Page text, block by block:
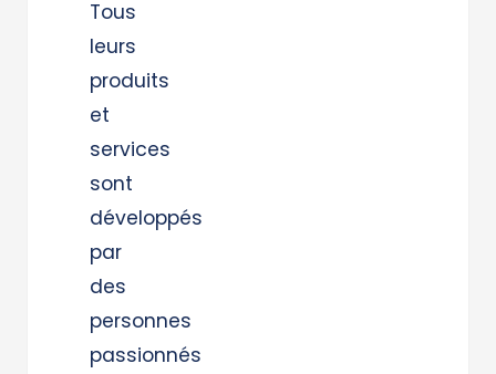
Tous
leurs
produits
et
services
sont
développés
par
des
personnes
passionnés